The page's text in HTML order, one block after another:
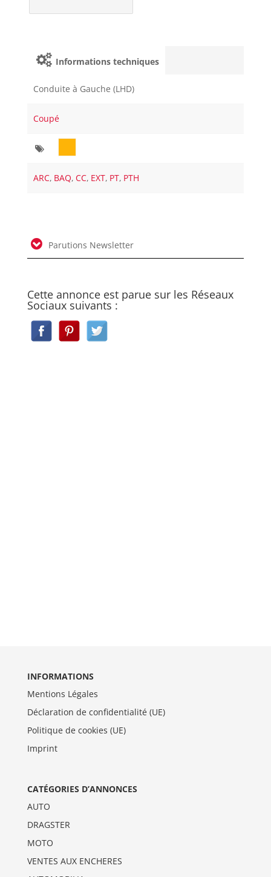
Informations techniques
Conduite à Gauche (LHD)
Coupé
ARC, BAQ, CC, EXT, PT, PTH
Parutions Newsletter
Cette annonce est parue sur les Réseaux
Sociaux suivants :
INFORMATIONS
Mentions Légales
Déclaration de confidentialité (UE)
Politique de cookies (UE)
Imprint
CATÉGORIES D’ANNONCES
AUTO
DRAGSTER
MOTO
VENTES AUX ENCHERES